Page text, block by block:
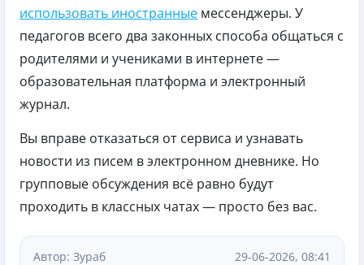
использовать иностранные мессенджеры. У
педагогов всего два законных способа общаться с
родителями и учениками в интернете —
образовательная платформа и электронный
журнал.
Вы вправе отказаться от сервиса и узнавать
новости из писем в электронном дневнике. Но
групповые обсуждения всё равно будут
проходить в классных чатах — просто без вас.
Автор: Зураб 29-06-2026, 08:41